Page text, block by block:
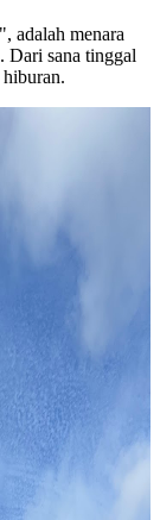
adalah menara
Dari sana tinggal